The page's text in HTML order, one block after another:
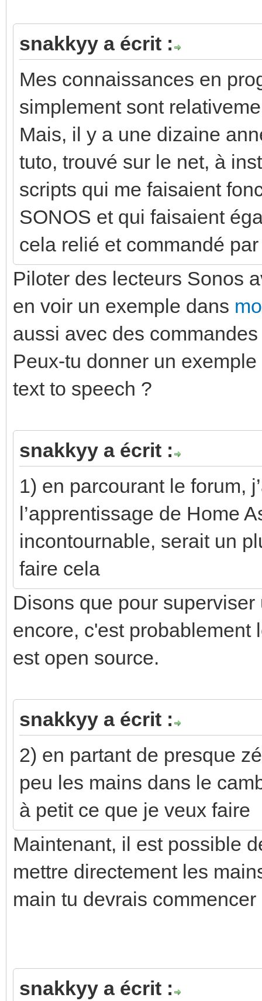
snakkyy a écrit :
Mes connaissances en
simplement sont
Mais, il y a une dizaine
tuto, trouvé sur le net, à
scripts qui me faisaient
SONOS et qui faisaient
cela relié et commandé
Piloter des lecteurs Sonos
en voir un exemple dans
aussi avec des
Peux-tu donner un
text to speech ?
snakkyy a écrit :
1) en parcourant le forum,
l’apprentissage de Home
incontournable, serait un
faire cela
Disons que pour
encore, c'est probablement
est open source.
snakkyy a écrit :
2) en partant de presque
peu les mains dans le
à petit ce que je veux faire
Maintenant, il est possible
mettre directement les
main tu devrais
snakkyy a écrit :